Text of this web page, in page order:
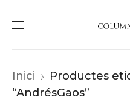
Inici
Productes
“AndrésGaos”